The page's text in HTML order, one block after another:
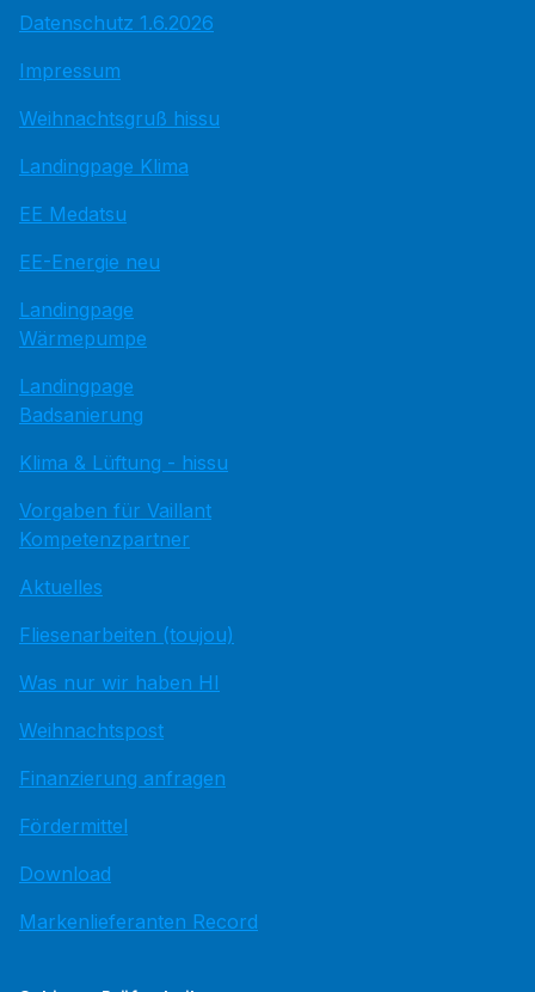
Datenschutz 1.6.2026
Impressum
Weihnachtsgruß hissu
Landingpage Klima
EE Medatsu
EE-Energie neu
Landingpage
Wärmepumpe
Landingpage
Badsanierung
Klima & Lüftung - hissu
Vorgaben für Vaillant
Kompetenzpartner
Aktuelles
Fliesenarbeiten (toujou)
Was nur wir haben HI
Weihnachtspost
Finanzierung anfragen
Fördermittel
Download
Markenlieferanten Record